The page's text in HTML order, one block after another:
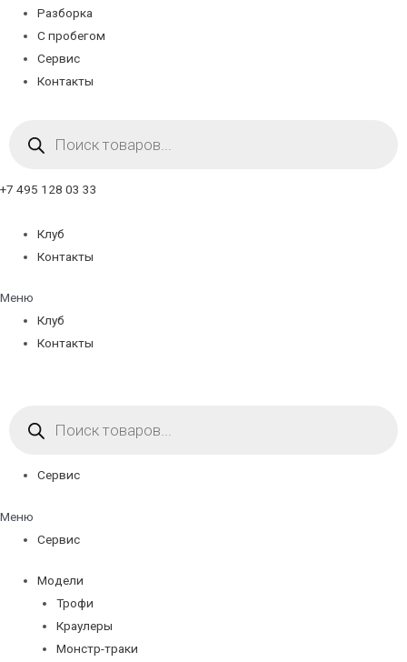
Разборка
С пробегом
Сервис
Контакты
товаров
+7 495 128 03 33
Клуб
Контакты
Меню
Клуб
Контакты
товаров
Сервис
Меню
Сервис
Модели
Трофи
Краулеры
Монстр-траки